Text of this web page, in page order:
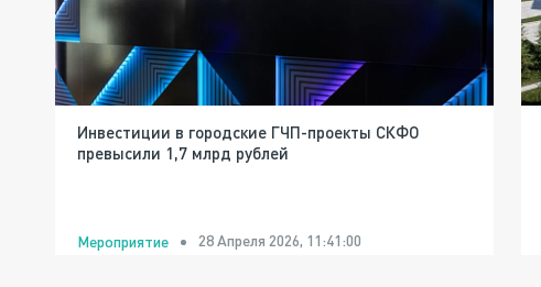
Инвестиции в городские ГЧП-проекты СКФО
превысили 1,7 млрд рублей
Мероприятие 28 Апреля 2026, 11:41:00